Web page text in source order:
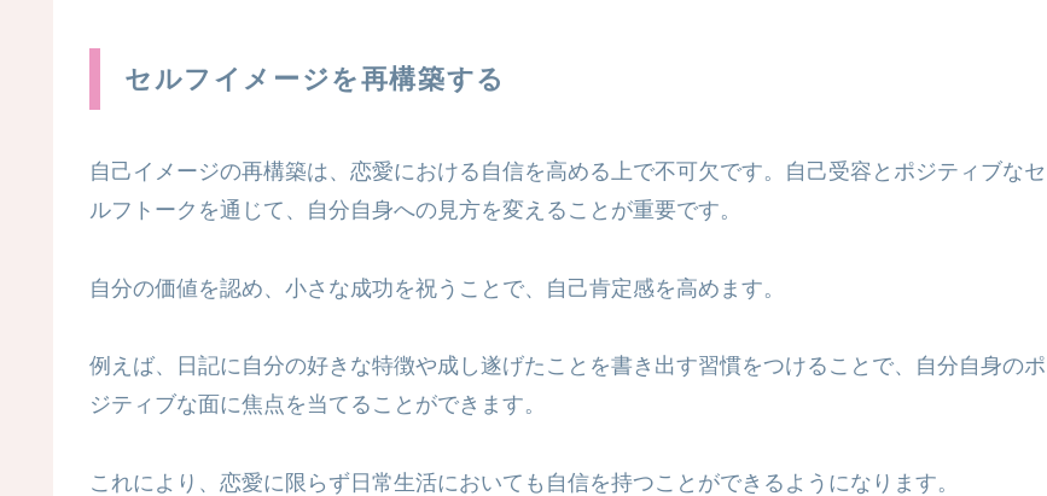
セルフイメージを再構築する
自己イメージの再構築は、恋愛における自信を高める上で不可欠です。自己受容とポジティブなセ
ルフトークを通じて、自分自身への見方を変えることが重要です。
自分の価値を認め、小さな成功を祝うことで、自己肯定感を高めます。
例えば、日記に自分の好きな特徴や成し遂げたことを書き出す習慣をつけることで、自分自身のポ
ジティブな面に焦点を当てることができます。
これにより、恋愛に限らず日常生活においても自信を持つことができるようになります。